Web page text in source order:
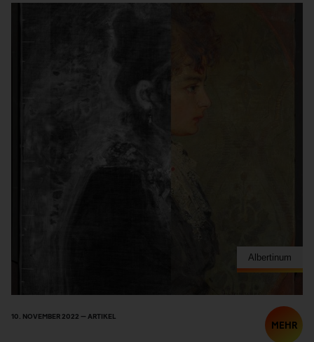
10. NOVEMBER 2022 — ARTIKEL
MEHR
Albertinum